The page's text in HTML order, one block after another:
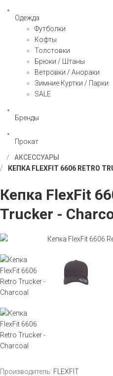
Одежда
Футболки
Кофты
Толстовки
Брюки / Штаны
Ветровки / Анораки
Зимние Куртки / Парки
SALE
Бренды
Прокат
АКСЕССУАРЫ
КЕПКА FLEXFIT 6606 RETRO
Кепка FlexFit
Trucker -
Производитель: FLEXFIT